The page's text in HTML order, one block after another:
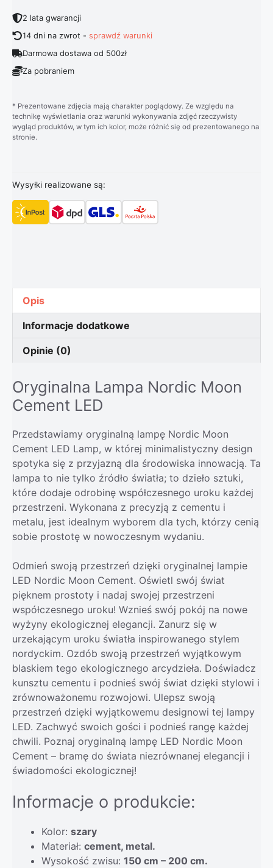
2 lata gwarancji
14 dni na zwrot -sprawdź warunki
Darmowa dostawa od 500zł
Za pobraniem
* Prezentowane zdjęcia mają charakter poglądowy. Ze względu na
technikę wyświetlania oraz warunki wykonywania zdjęć rzeczywisty
wygląd produktów, w tym ich kolor, może różnić się od prezentowanego na
stronie.
Wysyłki realizowane są:
Opis
Informacje dodatkowe
Opinie (0)
Oryginalna Lampa Nordic Moon
Cement LED
Przedstawiamy oryginalną lampę Nordic Moon
Cement LED Lamp, w której minimalistyczny design
spotyka się z przyjazną dla środowiska innowacją. Ta
lampa to nie tylko źródło światła; to dzieło sztuki,
które dodaje odrobinę współczesnego uroku każdej
przestrzeni. Wykonana z precyzją z cementu i
metalu, jest idealnym wyborem dla tych, którzy cenią
sobie prostotę w nowoczesnym wydaniu.
Odmień swoją przestrzeń dzięki oryginalnej lampie
LED Nordic Moon Cement. Oświetl swój świat
pięknem prostoty i nadaj swojej przestrzeni
współczesnego uroku! Wznieś swój pokój na nowe
wyżyny ekologicznej elegancji. Zanurz się w
urzekającym uroku światła inspirowanego stylem
nordyckim. Ozdób swoją przestrzeń wyjątkowym
blaskiem tego ekologicznego arcydzieła. Doświadcz
kunsztu cementu i podnieś swój świat dzięki stylowi i
zrównoważonemu rozwojowi. Ulepsz swoją
przestrzeń dzięki wyjątkowemu designowi tej lampy
LED. Zachwyć swoich gości i podnieś rangę każdej
chwili. Poznaj oryginalną lampę LED Nordic Moon
Cement – bramę do świata niezrównanej elegancji i
świadomości ekologicznej!
Informacje o produkcie:
Kolor: szary
Materiał: cement, metal.
Wysokość zwisu: 150 cm – 200 cm.